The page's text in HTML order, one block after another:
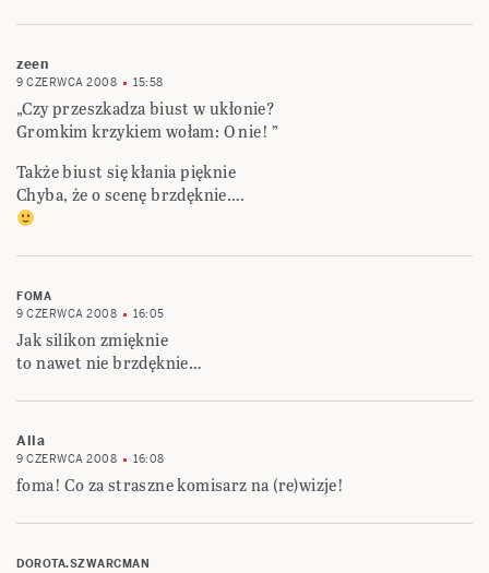
zeen
9 CZERWCA 2008 15:58
„Czy przeszkadza biust w ukłonie?
Gromkim krzykiem wołam: O nie! ”
Także biust się kłania pięknie
Chyba, że o scenę brzdęknie….
FOMA
9 CZERWCA 2008
16:05
Jak silikon zmięknie
to nawet nie brzdęknie…
Alla
9 CZERWCA 2008 16:08
foma! Co za straszne komisarz na (re)wizje!
DOROTA.SZWARCMAN